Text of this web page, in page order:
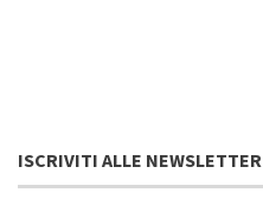
ISCRIVITI ALLE NEWSLETTER